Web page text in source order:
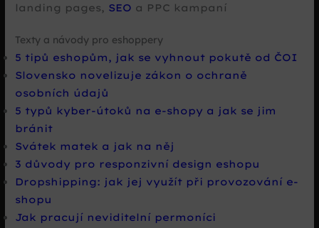
landing pages, SEO a PPC kampaní
Texty a návody pro eshoppery
5 tipů eshopům, jak se vyhnout pokutě od ČOI
Slovensko novelizuje zákon o ochraně
osobních údajů
5 typů kyber-útoků na e-shopy a jak se jim
bránit
Svátek matek a jak na něj
3 důvody pro responzivní design eshopu
Dropshipping: jak jej využít při provozování e-
shopu
Jak pracují neviditelní permoníci